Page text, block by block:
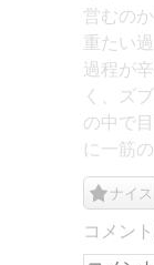
営むの
重たい
過程が
く、ズ
の中で
に一筋
ナイス
コメン